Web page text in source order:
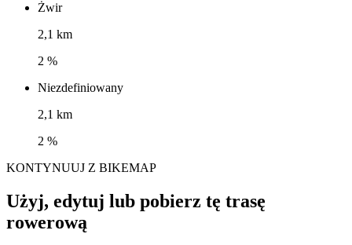
Żwir
2,1 km
2 %
Niezdefiniowany
2,1 km
2 %
KONTYNUUJ Z BIKEMAP
Użyj, edytuj lub pobierz tę trasę
rowerową